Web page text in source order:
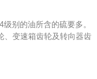
起到润滑延长传动装置寿
效果，在严苛操作条件下
为自动变速箱油和手动变
别的油所含的硫要多。
、变速箱齿轮及转向器齿
别苛刻的差速器齿轮及
速器和后桥的润滑油，